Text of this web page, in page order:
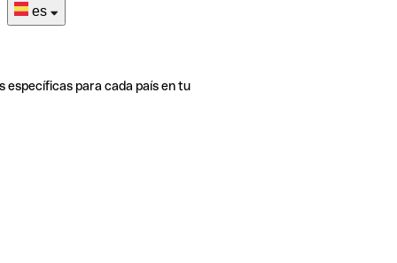
es
específicas para cada país en tu